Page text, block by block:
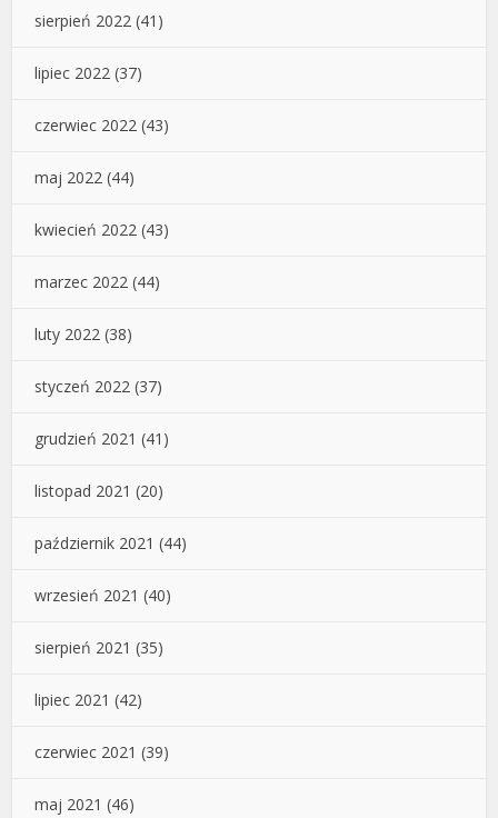
sierpień 2022 (41)
lipiec 2022 (37)
czerwiec 2022 (43)
maj 2022 (44)
kwiecień 2022 (43)
marzec 2022 (44)
luty 2022 (38)
styczeń 2022 (37)
grudzień 2021 (41)
listopad 2021 (20)
październik 2021 (44)
wrzesień 2021 (40)
sierpień 2021 (35)
lipiec 2021 (42)
czerwiec 2021 (39)
maj 2021 (46)